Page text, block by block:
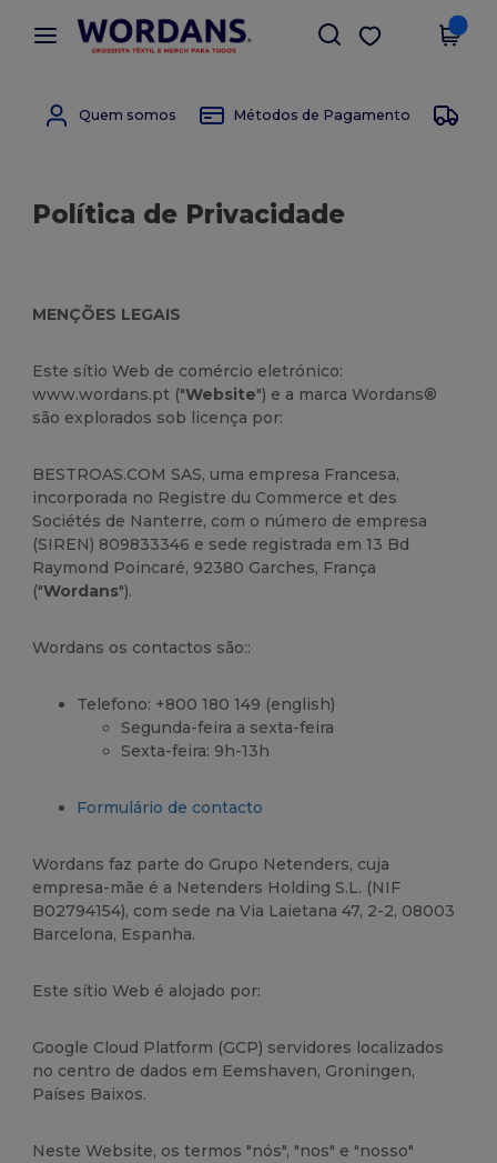
× App Wordans
Melhores preços na app!
Obter app
Quem somos Métodos de Pagamento
Política de Privacidade
MENÇÕES LEGAIS
Este sítio Web de comércio eletrónico:
www.wordans.pt ("Website") e a marca Wordans®
são explorados sob licença por:
BESTROAS.COM SAS, uma empresa Francesa,
incorporada no Registre du Commerce et des
Sociétés de Nanterre, com o número de empresa
(SIREN) 809833346 e sede registrada em 13 Bd
Raymond Poincaré, 92380 Garches, França
("Wordans").
Wordans os contactos são::
Telefono: +800 180 149 (english)
Segunda-feira a sexta-feira
Sexta-feira: 9h-13h
Formulário de contacto
Wordans faz parte do Grupo Netenders, cuja
empresa-mãe é a Netenders Holding S.L. (NIF
B02794154), com sede na Via Laietana 47, 2-2, 08003
Barcelona, Espanha.
Este sítio Web é alojado por:
Google Cloud Platform (GCP) servidores localizados
no centro de dados em Eemshaven, Groningen,
Países Baixos.
Neste Website, os termos "nós", "nos" e "nosso"